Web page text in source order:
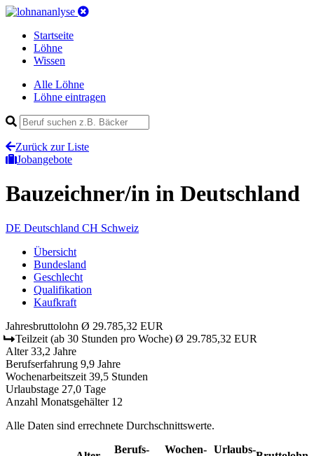
Startseite
Löhne
Wissen
Alle Löhne
Löhne eintragen
Zurück zur Liste
Jobangebote
Bauzeichner/in in Deutschland
DE Deutschland CH Schweiz
Übersicht
Bundesland
Geschlecht
Qualifikation
Kaufkraft
Jahresbruttolohn Ø 29.785,32 EUR
Teilzeit (ab 30 Stunden pro Woche) Ø 29.785,32 EUR
Alter 33,2 Jahre
Berufserfahrung 9,9 Jahre
Wochenarbeitszeit 39,5 Stunden
Urlaubstage 27,0 Tage
Anzahl Monatsgehälter 12
Alle Daten sind errechnete Durchschnittswerte.
Berufs­
Wochen­ Urlaubs­